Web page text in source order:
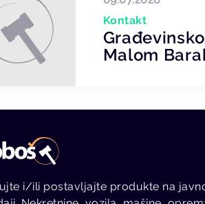
Kontakt
Malom
i/ili postavljajte produkte na